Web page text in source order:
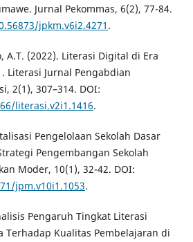
Jurnal Pekommas, 6(2), 77-84.
jpkm.v6i2.4271 .
A.T. (2022). Literasi Digital di Era
Literasi Jurnal Pengabdian
2(1), 307–314. DOI:
literasi.v2i1.1416.
Pengelolaan Sekolah Dasar
Pengembangan Sekolah
Moder, 10(1), 32-42. DOI:
jpm.v10i1.1053.
Pengaruh Tingkat Literasi
Terhadap Kualitas Pembelajaran di